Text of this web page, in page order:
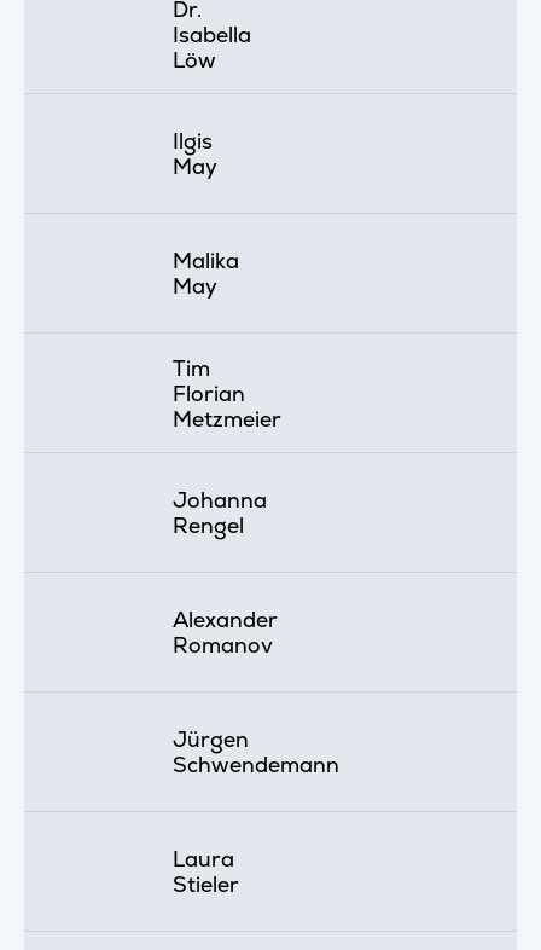
Dr.
Isabella
Löw
Ilgis
May
Malika
May
Tim
Florian
Metzmeier
Johanna
Rengel
Alexander
Romanov
Jürgen
Schwendemann
Laura
Stieler